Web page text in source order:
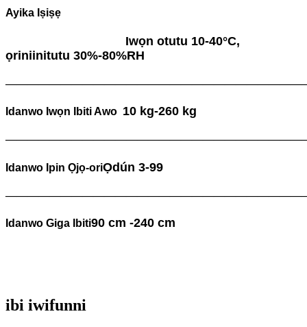
Ayika Iṣiṣẹ
Iwọn otutu 10-40°C,
ọriniinitutu 30%-80%RH
Idanwo Iwọn Ibiti Awo 10 kg-260 kg
Idanwo Ipin Ọjọ-oriỌdún 3-99
Idanwo Giga Ibiti90 cm -240 cm
ibi iwifunni